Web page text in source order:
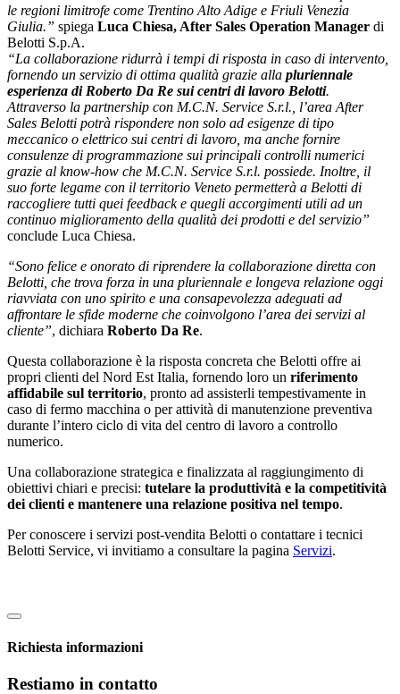
le regioni limitrofe come Trentino Alto Adige e Friuli Venezia
Giulia.” spiega Luca Chiesa, After Sales Operation Manager di
Belotti S.p.A.
“La collaborazione ridurrà i tempi di risposta in caso di intervento,
fornendo un servizio di ottima qualità grazie alla pluriennale
esperienza di Roberto Da Re sui centri di lavoro Belotti.
Attraverso la partnership con M.C.N. Service S.r.l., l’area After
Sales Belotti potrà rispondere non solo ad esigenze di tipo
meccanico o elettrico sui centri di lavoro, ma anche fornire
consulenze di programmazione sui principali controlli numerici
grazie al know-how che M.C.N. Service S.r.l. possiede. Inoltre, il
suo forte legame con il territorio Veneto permetterà a Belotti di
raccogliere tutti quei feedback e quegli accorgimenti utili ad un
continuo miglioramento della qualità dei prodotti e del servizio”
conclude Luca Chiesa.
“Sono felice e onorato di riprendere la collaborazione diretta con
Belotti, che trova forza in una pluriennale e longeva relazione oggi
riavviata con uno spirito e una consapevolezza adeguati ad
affrontare le sfide moderne che coinvolgono l’area dei servizi al
cliente”, dichiara Roberto Da Re.
Questa collaborazione è la risposta concreta che Belotti offre ai
propri clienti del Nord Est Italia, fornendo loro un riferimento
affidabile sul territorio, pronto ad assisterli tempestivamente in
caso di fermo macchina o per attività di manutenzione preventiva
durante l’intero ciclo di vita del centro di lavoro a controllo
numerico.
Una collaborazione strategica e finalizzata al raggiungimento di
obiettivi chiari e precisi: tutelare la produttività e la competitività
dei clienti e mantenere una relazione positiva nel tempo.
Per conoscere i servizi post-vendita Belotti o contattare i tecnici
Belotti Service, vi invitiamo a consultare la pagina Servizi.
Richiesta informazioni
Restiamo in contatto